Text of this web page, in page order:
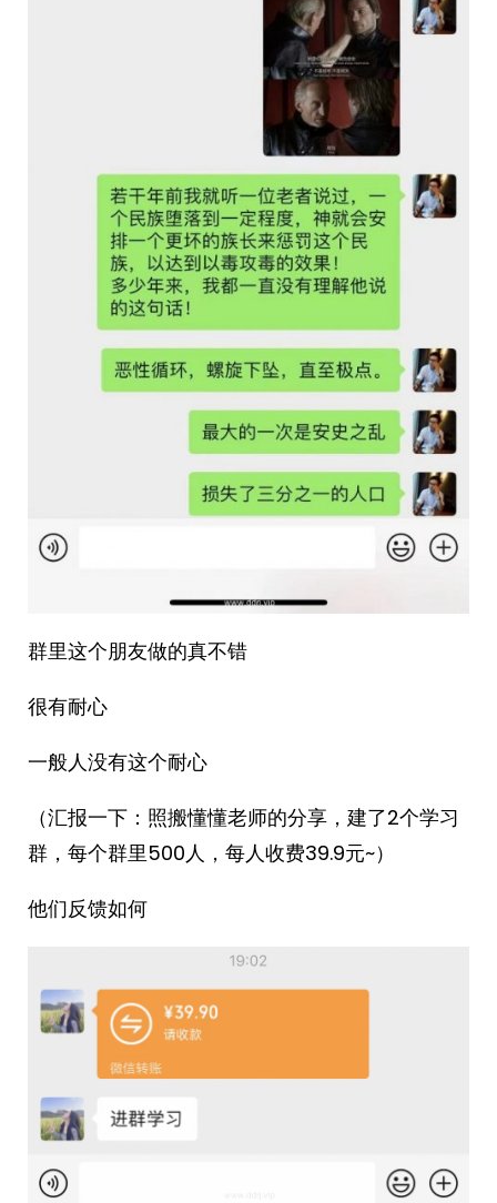
群里这个朋友做的真不错
很有耐心
一般人没有这个耐心
（汇报一下：照搬懂懂老师的分享，建了2个学习
群，每个群里500人，每人收费39.9元~）
他们反馈如何